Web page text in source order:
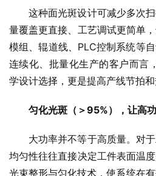
这种面光斑设计可减少多次
量覆盖更直接、工艺调试更简单
模组、辊道线、PLC控制系统等
连续化、批量化生产的客户而言
学设计选择，更是提高产线节拍和
匀化光斑（＞95%），让高
大功率并不等于高质量。对
均匀性往往直接决定工件表面温
光束整形与匀化技术，使系统在